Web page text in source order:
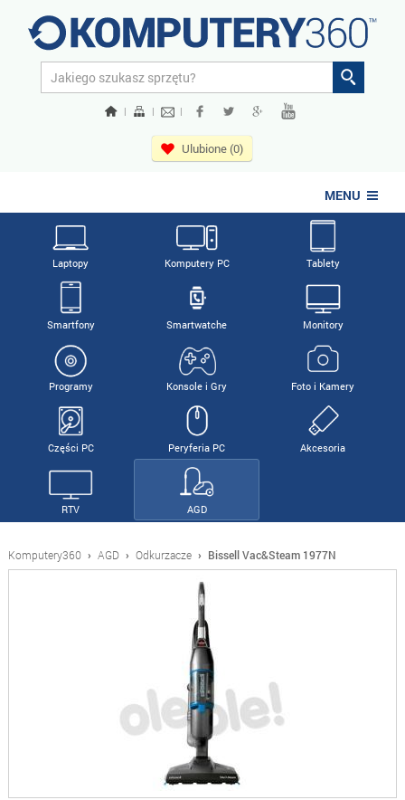
| | |
Ulubione (0)
MENU
Laptopy Komputery PC Tablety
Smartfony Smartwatche Monitory
Programy Konsole i Gry Foto i Kamery
Części PC Peryferia PC Akcesoria
RTV AGD
Komputery360 › AGD › Odkurzacze › Bissell Vac&Steam 1977N